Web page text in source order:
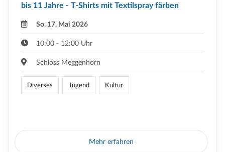
bis 11 Jahre - T-Shirts mit Textilspray färben
So, 17. Mai 2026
10:00 - 12:00 Uhr
Schloss Meggenhorn
Diverses Jugend Kultur
Mehr erfahren